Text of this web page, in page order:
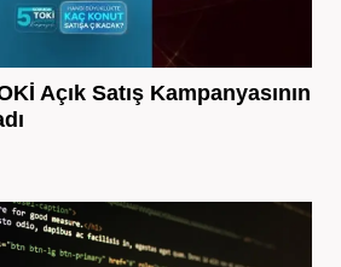
Açık Satış Kampanyasının